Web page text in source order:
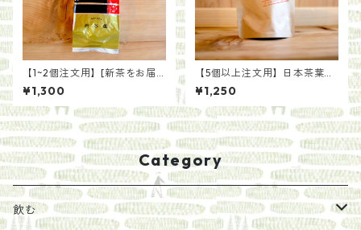
【1~2個注文用】[新茶をお届
け]一番茶を贅沢に 上ほうじ
茶（200g）
¥1,300
【5個以上注文用】日本茶葉で
作る いろかわ紅茶（ティー
バッグ）
¥1,250
Category
飲む